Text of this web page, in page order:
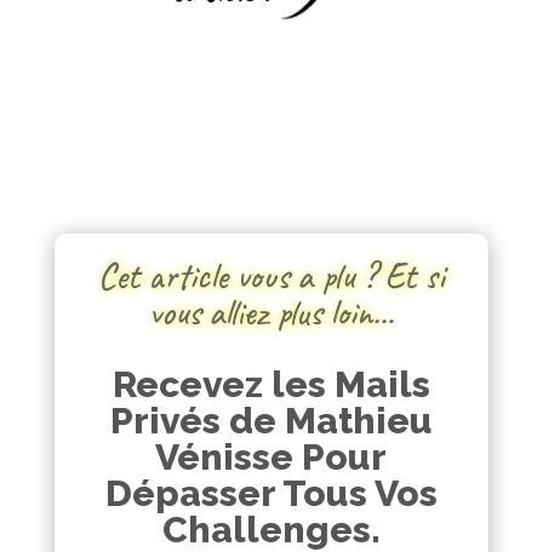
Cet article vous a plu ? Et si
vous alliez plus loin…
Recevez les Mails
Privés de Mathieu
Vénisse Pour
Dépasser Tous Vos
Challenges.